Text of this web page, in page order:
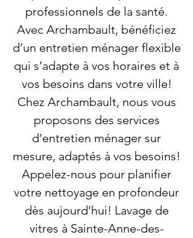
professionnels de la santé.
Avec Archambault, bénéficiez
d’un entretien ménager flexible
qui s’adapte à vos horaires et à
vos besoins dans votre ville!
Chez Archambault, nous vous
proposons des services
d'entretien ménager sur
mesure, adaptés à vos besoins!
Appelez-nous pour planifier
votre nettoyage en profondeur
dès aujourd'hui! Lavage de
vitres à Sainte-Anne-des-